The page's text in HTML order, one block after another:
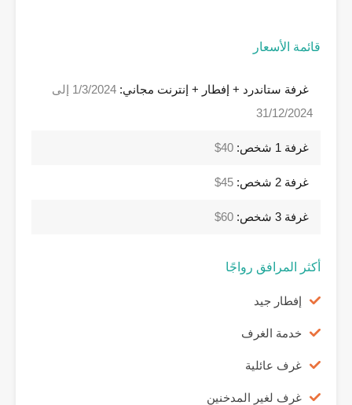
قائمة الأسعار
غرفة ستاندرد + إفطار + إنترنت مجاني:
1/3/2024 إلى
31/12/2024
غرفة 1 شخص: 40$
غرفة 2 شخص: 45$
غرفة 3 شخص: 60$
أكثر المرافق رواجًا
إفطار جيد
خدمة الغرف
غرف عائلية
غرف لغير المدخنين